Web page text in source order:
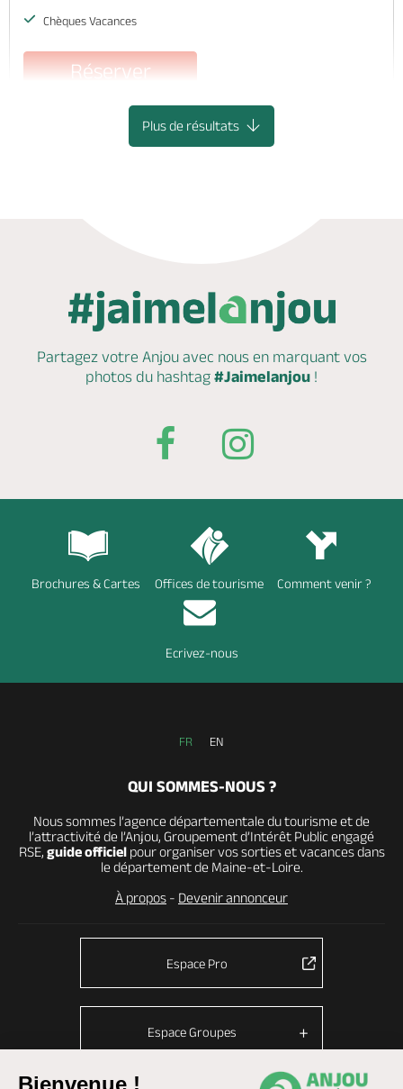
Bienvenue !
Chèques Vacances
Réserver
Plus de résultats
Partagez votre Anjou avec nous en marquantvos
photos du hashtag #Jaimelanjou !
Brochures & Cartes Offices de tourisme Comment venir ?
Ecrivez-nous
FR EN
QUI SOMMES-NOUS ?
Nous sommes l’agence départementale du tourisme et de
l’attractivité de l’Anjou, Groupement d’Intérêt Public engagé
RSE, guide officielpour organiser vos sorties et vacances dans
le département de Maine-et-Loire.
À propos - Devenir annonceur
Espace Pro
Espace Groupes